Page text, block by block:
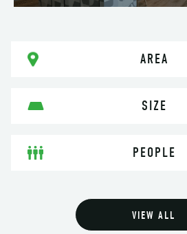
AREA
SIZE
PEOPLE
VIEW ALL